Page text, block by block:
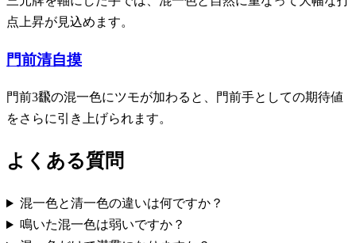
点上昇が見込めます。
門前清自摸
門前3飜の混一色にツモが加わると、門前手としての期待値
をさらに引き上げられます。
よくある質問
混一色と清一色の違いは何ですか？
鳴いた混一色は弱いですか？